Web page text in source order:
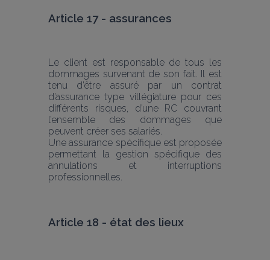
Article 17 - assurances
Le client est responsable de tous les
dommages survenant de son fait. Il est
tenu d’être assuré par un contrat
d’assurance type villégiature pour ces
différents risques, d’une RC couvrant
l’ensemble des dommages que
peuvent créer ses salariés.
Une assurance spécifique est proposée
permettant la gestion spécifique des
annulations et interruptions
professionnelles.
Article 18 - état des lieux